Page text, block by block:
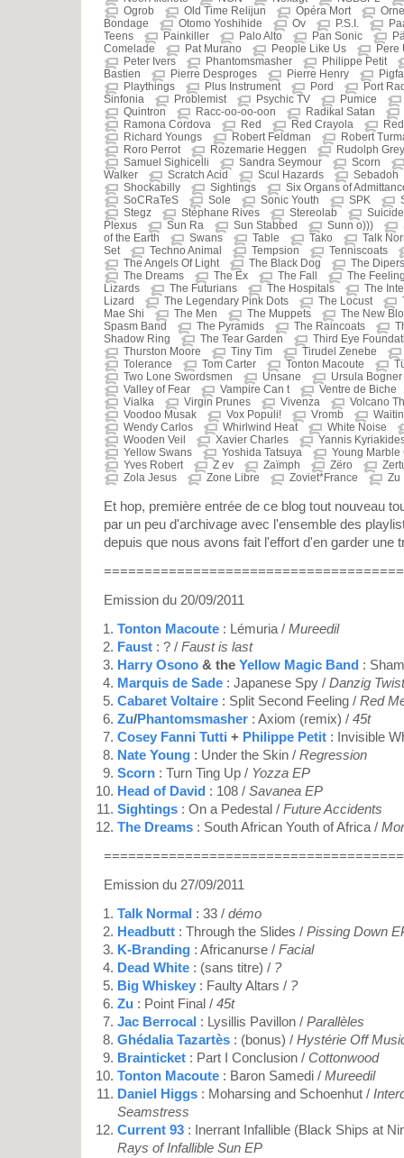
Ogrob
Old Time Relijun Opéra Mort
Bondage
Otomo Yoshihide Ov P.S.I.
Teens
Painkiller Palo Alto Pan Sonic
Comelade
Pat Murano People Like Us
Pere
Peter Ivers
Phantomsmasher
Philippe Petit
Bastien
Pierre Desproges Pierre Henry
Playthings
Plus Instrument Pord
Port
Sinfonia
Problemist Psychic TV
Pumice
Quintron
Racc-oo-oo-oon
Radikal Satan
Ramona Cordova
Red Red Crayola
Richard Youngs
Robert Feldman
Robert
Roro Perrot
Rozemarie Heggen
Rudolph Grey
Samuel Sighicelli
Sandra Seymour
Scorn
Walker
Scratch Acid Scul Hazards
Sebadoh
Shockabilly
Sightings
Six Organs of
SoCRaTeS
Sole Sonic Youth SPK
Stegz
Stéphane Rives Stereolab
Suicide
Plexus
Sun Ra Sun Stabbed Sunn o)))
of the Earth
Swans Table Tako
Talk
Set
Techno Animal Tempsion
Tenniscoats
The Angels Of Light
The Black Dog
The Dipers
The Dreams
The Ex The Fall
The
Lizards
The Futurians The Hospitals
The
Lizard
The Legendary Pink Dots The Locust
Mae Shi
The Men The Muppets
The New
Spasm Band
The Pyramids The Raincoats
Shadow Ring
The Tear Garden
Third Eye
Thurston Moore
Tiny Tim
Tirudel Zenebe
Tolerance
Tom Carter Tonton Macoute
Two Lone Swordsmen
Unsane
Ursula Bogner
Valley of Fear
Vampire Can t
Ventre de Biche
Vialka
Virgin Prunes Vivenza
Volcano
Voodoo Musak
Vox Populi! Vromb
Wendy Carlos
Whirlwind Heat
White Noise
Wooden Veil
Xavier Charles
Yannis
Yellow Swans
Yoshida Tatsuya
Young Marble
Yves Robert
Z ev Zaïmph Zëro
Zola Jesus
Zone Libre Zoviet*France Zu
Et hop, première entrée de ce blog tout nouveau
par un peu d'archivage avec l'ensemble des
depuis que nous avons fait l'effort d'en garder une
Emission du 20/09/2011
Tonton Macoute : Lémuria / Mureedil
Faust : ? / Faust is last
Harry Osono & the Yellow Magic Band :
Marquis de Sade : Japanese Spy / Danzig Twist
Cabaret Voltaire : Split Second Feeling / Red
Zu/Phantomsmasher : Axiom (remix) / 45t
Cosey Fanni Tutti + Philippe Petit : Invisible
Nate Young : Under the Skin / Regression
Scorn : Turn Ting Up / Yozza EP
Head of David : 108 / Savanea EP
Sightings : On a Pedestal / Future Accidents
The Dreams : South African Youth of Africa /
Emission du 27/09/2011
Talk Normal : 33 / démo
Headbutt : Through the Slides / Pissing Down
K-Branding : Africanurse / Facial
Dead White : (sans titre) / ?
Big Whiskey : Faulty Altars / ?
Zu : Point Final / 45t
Jac Berrocal : Lysillis Pavillon / Parallèles
Ghédalia Tazartès : (bonus) / Hystérie Off
Brainticket : Part I Conclusion / Cottonwood
Tonton Macoute : Baron Samedi / Mureedil
Daniel Higgs : Moharsing and Schoenhut /
Seamstress
Current 93 : Inerrant Infallible (Black Ships at
Rays of Infallible Sun EP